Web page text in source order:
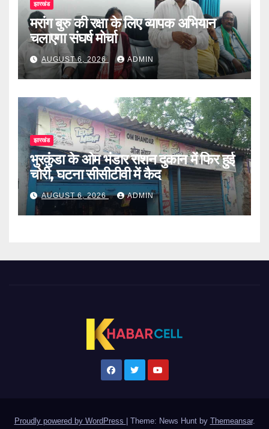
झारखंड
मरांग बुरु की रक्षा के लिए व्यापक अभियान
चलाएगा संघर्ष मोर्चा
AUGUST 6, 2026 ADMIN
झारखंड
भुरकुंडा के ओम भंडार राशन दुकान में फिर हुई
चोरी, घटना सीसीटीवी में कैद
AUGUST 6, 2026 ADMIN
Proudly powered by WordPress Theme: News Hunt by Themeansar.